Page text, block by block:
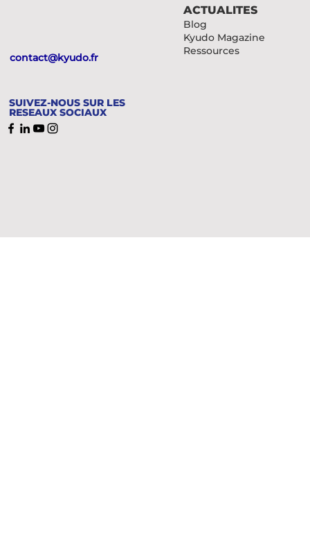
contact@kyudo.fr
SUIVEZ-NOUS SUR LES
RESEAUX SOCIAUX
ACTUALITES
Blog
Kyudo Magazine
Ressources